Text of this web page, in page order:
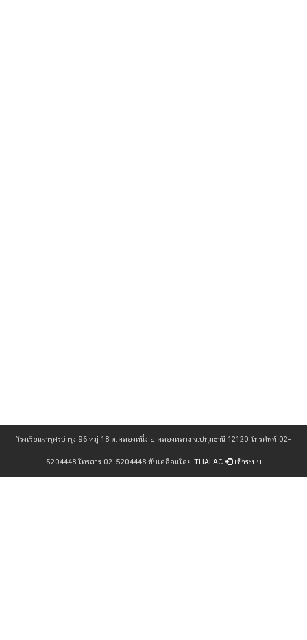
โรงเรียนจารุศรบำรุง 96 หมู่ 18 ต.คลองหนึ่ง อ.คลองหลวง จ.ปทุมธานี 12120 โทรศัพท์ 02-
5204448 โทรสาร 02-5204448 ขับเคลื่อนโดย THAI.AC เข้าระบบ